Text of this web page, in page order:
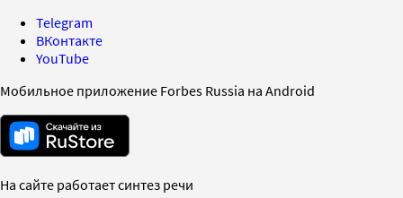
Telegram
ВКонтакте
YouTube
Мобильное приложение Forbes Russia на Android
На сайте работает синтез речи